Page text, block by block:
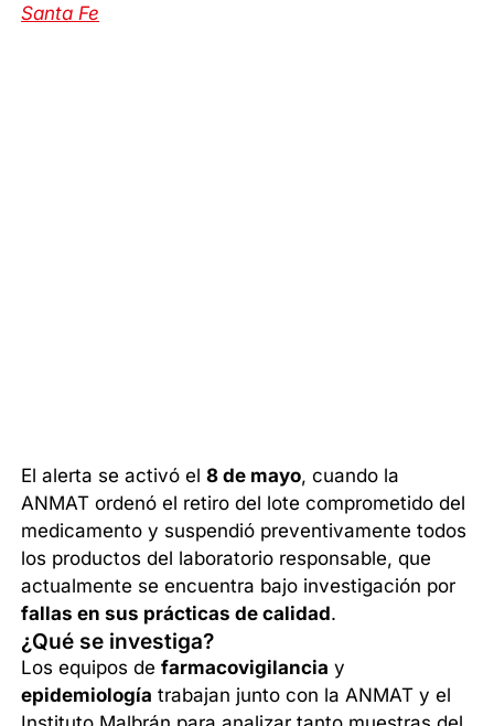
Santa Fe
El alerta se activó el8 de mayo, cuando la
ANMAT ordenó el retiro del lote comprometido del
medicamento y suspendió preventivamente todos
los productos del laboratorio responsable, que
actualmente se encuentra bajo investigación por
fallas en sus prácticas de calidad.
¿Qué se investiga?
Los equipos defarmacovigilancia y
epidemiología trabajan junto con la ANMAT y el